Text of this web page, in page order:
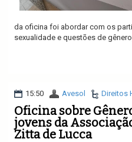
da oficina foi abordar com os
sexualidade e questões de
15:50 Avesol Direitos
Oficina sobre
jovens da
Zitta de Lucca